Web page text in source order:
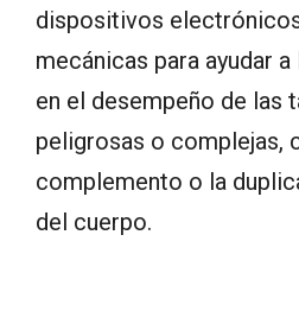
dispositivos
mecánicas para ayudar
en el desempeño de las
peligrosas o complejas,
complemento o la
del cuerpo.